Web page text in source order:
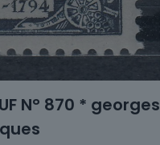
N° 870 * georges